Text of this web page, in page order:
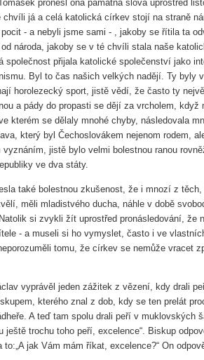
pronesl ona památná slova uprostřed
chvíli já a celá katolická církev stojí na straně
- a nebyli jsme sami - , jakoby se řítila ta
národa, jakoby se v té chvíli stala naše
společnost přijala katolické společenství jako
Byl to čas našich velkých nadějí. Ty byly
horolezecký sport, jistě vědí, že často ty
a pády do propasti se dějí za vrcholem, když
kterém se dělaly mnohé chyby, následovala
který byl Čechoslovákem nejenom rodem,
jistě bylo velmi bolestnou ranou
ve dva státy.
také bolestnou zkušenost, že i mnozí z
měli mladistvého ducha, náhle v době
si zvykli žít uprostřed pronásledování, že
- a museli si ho vymyslet, často i ve
tomu, že církev se nemůže vracet
vyprávěl jeden zážitek z vězení, kdy drali
kterého znal z dob, kdy se ten prelát
A teď tam spolu drali peří v muklovských
ještě trochu toho peří, excelence“. Biskup
to:„A jak Vám mám říkat, excelence?“ On